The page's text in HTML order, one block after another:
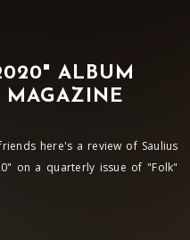
ALBUM
here's a review of Saulius
on a quarterly issue of "Folk"